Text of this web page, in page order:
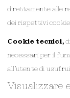
direttamente alle
dei rispettivi
Cookie tecnici,
necessari per il
all’utente di
Visualizzare